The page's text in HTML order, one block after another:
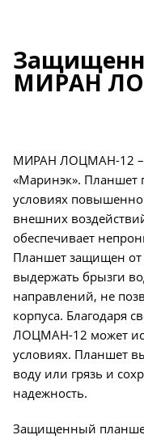
МИРАН
МИРАН ЛОЦМАН-12 –
«Маринэк». Планшет
условиях
внешних
обеспечивает
Планшет защищен от
выдержать брызги
направлений, не
корпуса. Благодаря
ЛОЦМАН-12 может
условиях. Планшет
воду или грязь и
надежность.
Защищенный